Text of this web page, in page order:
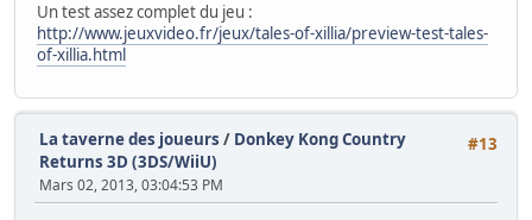
Un test assez complet du jeu :
http://www.jeuxvideo.fr/jeux/tales-of-xillia/preview-test-tales-
of-xillia.html
#13
La taverne des joueurs / Donkey Kong Country
Returns 3D (3DS/WiiU)
Mars 02, 2013, 03:04:53 PM